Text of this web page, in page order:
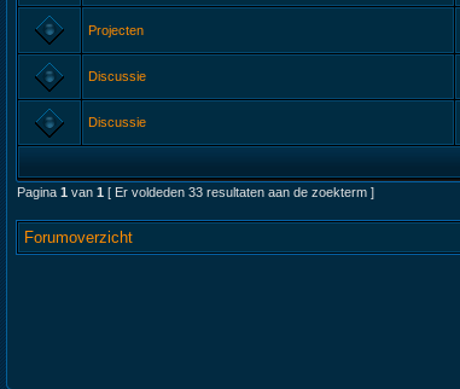
Projecten
Discussie
Discussie
Pagina 1 van 1 [ Er voldeden 33 resultaten aan de zoekterm ]
Forumoverzicht